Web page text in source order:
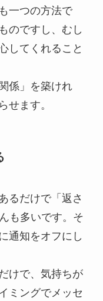
一つの方法で
のですし、むし
してくれること
係」を築けれ
せます。
るだけで「返さ
も多いです。そ
通知をオフにし
けで、気持ちが
ミングでメッセ